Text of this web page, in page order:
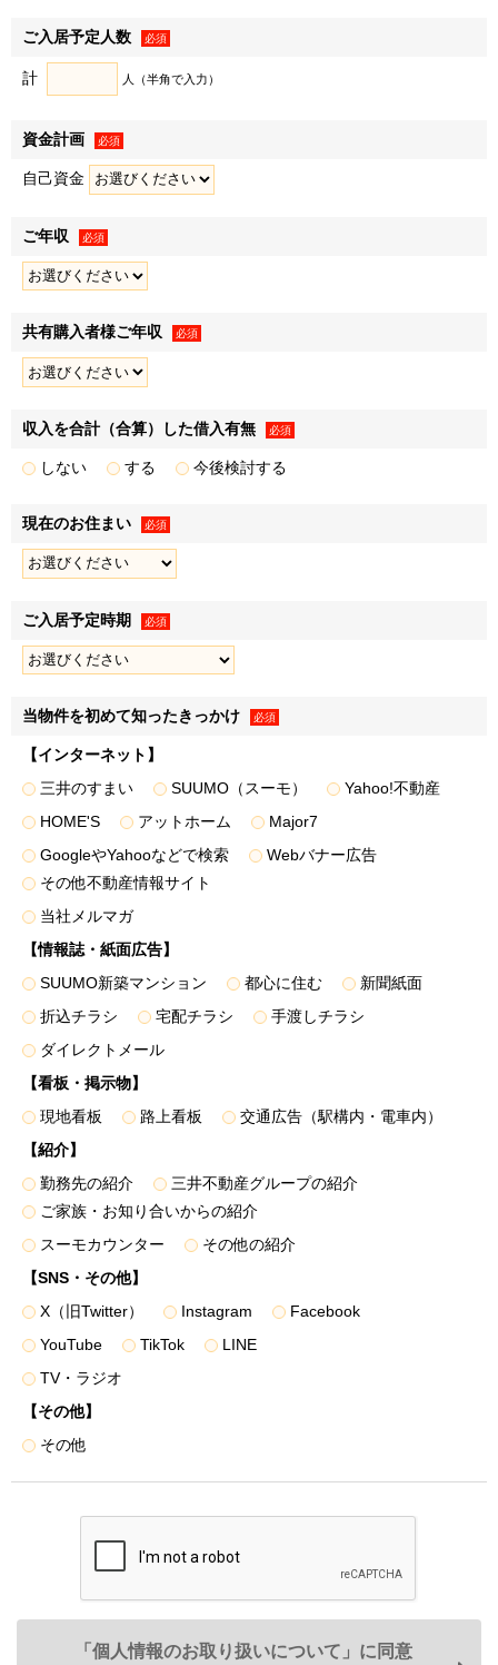
Ⅰ．三井不動産レジデンシャル株式会社
http://www.31sumai.com/pid/privacy/
1．会社概要［
三井不動産レジデンシャル株式会社（以下「弊社」といいま
す）は、三井不動産グループの一員です。
か、商業施設事業、ホテル・リゾート事業、オフィスビル事
（詳細は三井不動産株式会社のホームページ
［https://www.mitsuifudosan.co.jp/
なお、弊社の個人情報保護方針および個人情報の取扱いにつ
きましては、以下をご覧ください。
個人情報の取扱いについて［https://www.mfr.co.jp/policy/
個人情報の取得
に来場いただいた方、ならびに売買契約を締結いただいた方
（以下「お客様」といいます）に関する以下記載の個人情報
（以下「お客様情報」といいます）を取得し、以下の各条の
目的、利用範囲にて利用いたします。
＜例として、以下の情報を取得します＞
・お客様から提供された情報（氏名、住所、電話番号、電子
メールアドレス、生年月日、性別、職業など、お客様から提
供された一切の情報で、物件来場後に不動産取引に際して提
供された情報を含みます）
・WEBサイトの閲覧履歴
人情報に関するお問い合わせ窓口」に記載の各窓口へ連絡の
うえ登録情報を変更するものとします。変更登録がなされな
かった場合、お客様はサービスの提供を受けられないなどの
不利益を被ることがありますが、弊社に帰責事由がない限
り、弊社は責任を負いません。
利用目的
弊社および弊社のグループ各社（三井不動産株式会社および
三井不動産株式会社の有価証券報告書等に記載されている連
結子会社とし、以下同じとします）は、お客様情報を以下の
利用目的の達成に必要な範囲で利用いたします。
１．弊社の事業に関する商品・サービスの提供のため
・郵便物・電子メール・電話等による営業活動
・不動産に関するお客様との契約や取引の履行
・提供する不動産の管理・運営
・お客様との取引やサービスの提供に関する郵便物・電子メ
ご入居予定人数 必須
計 人（半角で入力）
資金計画 必須
自己資金
ご年収 必須
共有購入者様ご年収 必須
収入を合計（合算）した借入有無 必須
しない する 今後検討する
現在のお住まい 必須
ご入居予定時期 必須
当物件を初めて知ったきっかけ 必須
【インターネット】
三井のすまい
SUUMO（スーモ）
Yahoo!不動産
HOME'S
アットホーム
Major7
GoogleやYahooなどで検索
Webバナー広告
その他不動産情報サイト
当社メルマガ
【情報誌・紙面広告】
SUUMO新築マンション
都心に住む
新聞紙面
折込チラシ
宅配チラシ
手渡しチラシ
ダイレクトメール
【看板・掲示物】
現地看板
路上看板
交通広告（駅構内・電車内）
【紹介】
勤務先の紹介
三井不動産グループの紹介
ご家族・お知り合いからの紹介
スーモカウンター
その他の紹介
【SNS・その他】
X（旧Twitter）
Instagram
Facebook
YouTube
TikTok
LINE
TV・ラジオ
【その他】
その他
「個人情報のお取り扱いについて」に同意